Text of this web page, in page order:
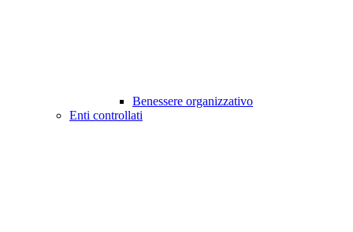
Benessere organizzativo
Enti controllati